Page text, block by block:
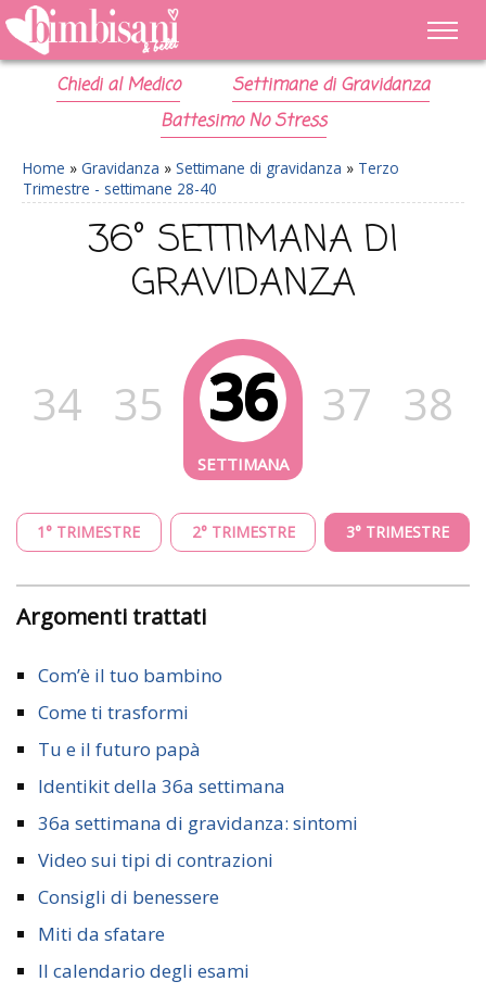
Chiedi al Medico
Settimane di Gravidanza
Battesimo No Stress
Home » Gravidanza » Settimane di gravidanza » Terzo
Trimestre - settimane 28-40
36° SETTIMANA DI
GRAVIDANZA
34 35 36 37 38
1° TRIMESTRE 2° TRIMESTRE 3° TRIMESTRE
Argomenti trattati
Com’è il tuo bambino
Come ti trasformi
Tu e il futuro papà
Identikit della 36a settimana
36a settimana di gravidanza: sintomi
Video sui tipi di contrazioni
Consigli di benessere
Miti da sfatare
Il calendario degli esami